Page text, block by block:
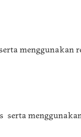
menggunakan
serta